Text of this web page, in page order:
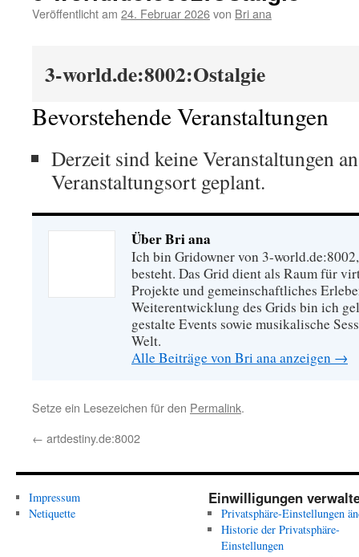
Veröffentlicht am 24. Februar 2026von Bri ana
3-world.de:8002:Ostalgie
Bevorstehende Veranstaltungen
Derzeit sind keine Veranstaltungen
Veranstaltungsort geplant.
Über Bri ana
Ich bin Gridowner von 3-
besteht. Das Grid dient als Raum für
Projekte und gemeinschaftliches
Weiterentwicklung des Grids bin ich
gestalte Events sowie musikalische
Welt.
Alle Beiträge von Bri ana anzeigen →
Setze ein Lesezeichen für den Permalink.
← artdestiny.de:8002
Impressum
Netiquette
Einwilligungen
Privatsphäre-Einstellungen
Historie der Privatsphäre-
Einstellungen